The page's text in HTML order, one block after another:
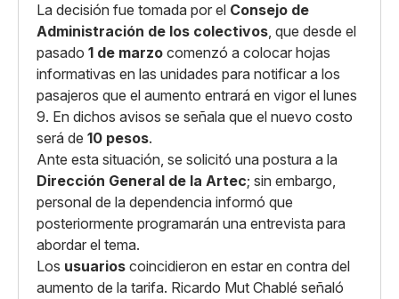
La decisión fue tomada por el Consejo de
Administración de los colectivos, que desde el
pasado 1 de marzo comenzó a colocar hojas
informativas en las unidades para notificar a los
pasajeros que el aumento entrará en vigor el lunes
9. En dichos avisos se señala que el nuevo costo
será de 10 pesos.
Ante esta situación, se solicitó una postura a la
Dirección General de la Artec; sin embargo,
personal de la dependencia informó que
posteriormente programarán una entrevista para
abordar el tema.
Los usuarios coincidieron en estar en contra del
aumento de la tarifa. Ricardo Mut Chablé señaló